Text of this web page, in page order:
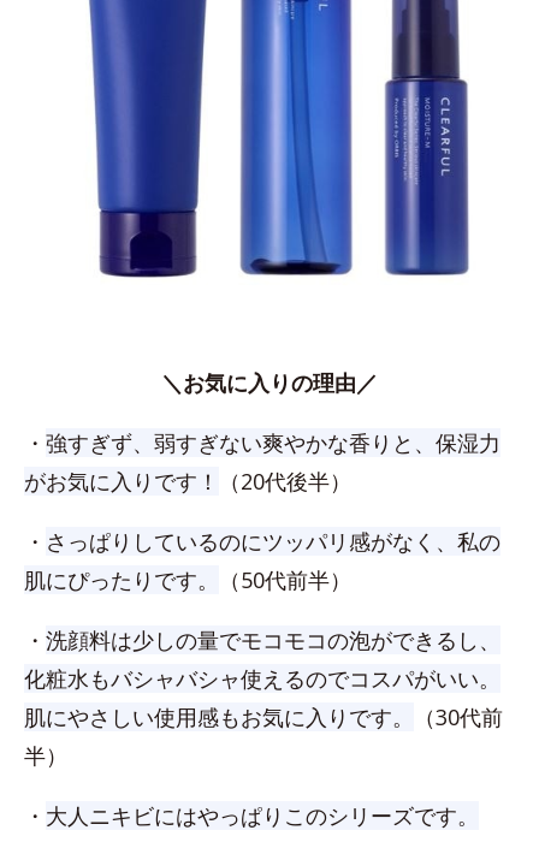
＼お気に入りの理由／
・ 強すぎず、弱すぎない爽やかな香りと、保湿力
がお気に入りです！
（20代後半）
・ さっぱりしているのにツッパリ感がなく、私の
肌にぴったりです。
（50代前半）
・ 洗顔料は少しの量でモコモコの泡ができるし、
化粧水もバシャバシャ使えるのでコスパがいい。
肌にやさしい使用感もお気に入りです。
（30代前
半）
・ 大人ニキビにはやっぱりこのシリーズです。